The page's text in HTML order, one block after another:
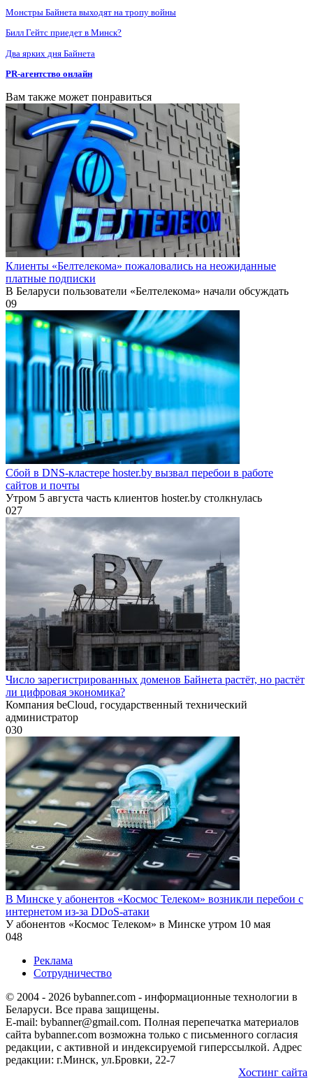
Монстры Байнета выходят на тропу войны
Билл Гейтс приедет в Минск?
Два ярких дня Байнета
PR-агентство онлайн
Вам также может понравиться
Клиенты «Белтелекома» пожаловались на неожиданные
платные подписки
В Беларуси пользователи «Белтелекома» начали обсуждать
09
Сбой в DNS-кластере hoster.by вызвал перебои в работе
сайтов и почты
Утром 5 августа часть клиентов hoster.by столкнулась
027
Число зарегистрированных доменов Байнета растёт, но растёт
ли цифровая экономика?
Компания beCloud, государственный технический
администратор
030
В Минске у абонентов «Космос Телеком» возникли перебои с
интернетом из-за DDoS-атаки
У абонентов «Космос Телеком» в Минске утром 10 мая
048
Реклама
Сотрудничество
© 2004 - 2026 bybanner.com - информационные технологии в
Беларуси. Все права защищены.
E-mail: bybanner@gmail.com. Полная перепечатка материалов
сайта bybanner.com возможна только с письменного согласия
редакции, с активной и индексируемой гиперссылкой. Адрес
редакции: г.Минск, ул.Бровки, 22-7
Хостинг сайта